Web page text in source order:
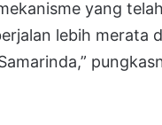
yang
lebih merata